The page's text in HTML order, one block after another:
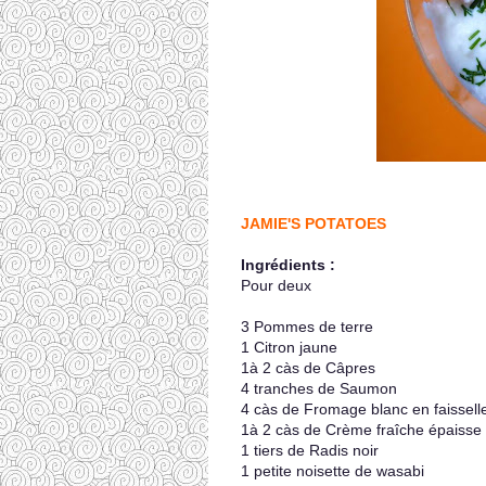
JAMIE'S POTATOES
Ingrédients :
Pour deux
3 Pommes de terre
1 Citron jaune
1à 2 càs de Câpres
4 tranches de Saumon
4 càs de Fromage blanc en
1à 2 càs de Crème fraîche épaisse
1 tiers de Radis noir
1 petite noisette de wasabi